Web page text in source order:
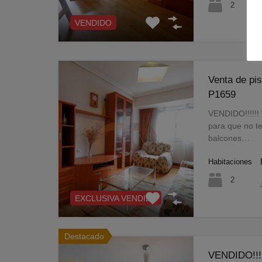
VENDIDO
2
EXCLUSIVA VENDIDA
Venta de
P1659
para que no
balcones…
Habitaciones
2
Destacado